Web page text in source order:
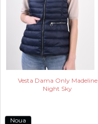
Vesta Dama Only Madeline
Night Sky
Noua